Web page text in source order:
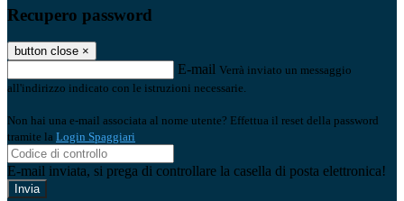
Recupero password
button close ×
E-mail Verrà inviato un messaggio
all'indirizzo indicato con le istruzioni necessarie.
Non hai una e-mail associata al nome utente? Effettua il reset della password
tramite la Login Spaggiari
E-mail inviata, si prega di controllare la casella di posta elettronica!